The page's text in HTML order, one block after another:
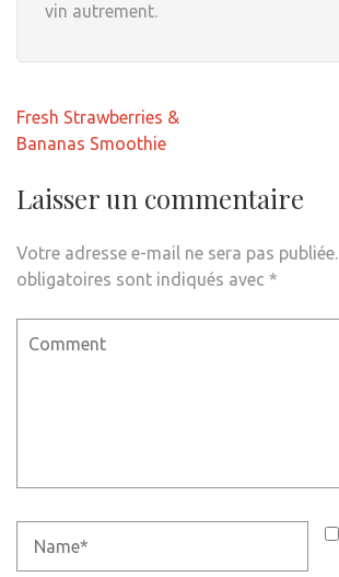
vin autrement.
Navigation
de
Fresh Strawberries &
Bananas Smoothie
Laisser un commentaire
Votre adresse e-mail ne sera pas publiée.
obligatoires sont indiqués avec *